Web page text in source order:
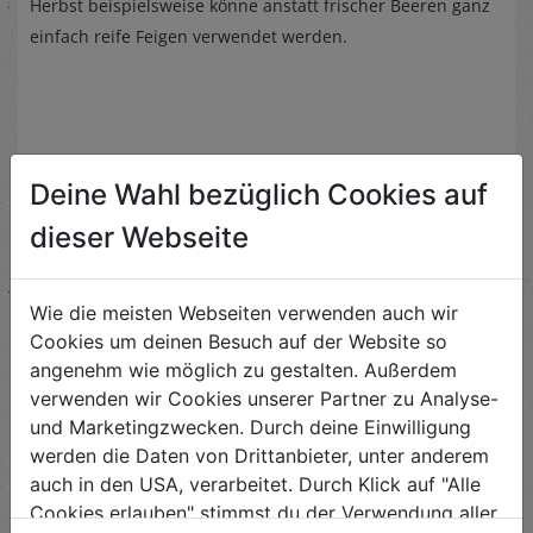
Herbst beispielsweise könne anstatt frischer Beeren ganz
einfach reife Feigen verwendet werden.
Ähnliche Rezepte
Blätterteig-Herzen mit
Nussfülle
Schwierigkeit
leicht
ANSEHEN
Deine Wahl bezüglich Cookies auf
dieser Webseite
Wie die meisten Webseiten verwenden auch wir
Cookies um deinen Besuch auf der Website so
angenehm wie möglich zu gestalten. Außerdem
verwenden wir Cookies unserer Partner zu Analyse-
und Marketingzwecken. Durch deine Einwilligung
werden die Daten von Drittanbieter, unter anderem
auch in den USA, verarbeitet. Durch Klick auf "Alle
Cookies erlauben" stimmst du der Verwendung aller